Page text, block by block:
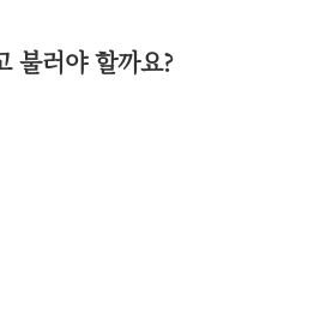
불러야 할까요?